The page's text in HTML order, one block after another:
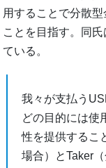
用することで分散
ことを目指す。同
ている。
我々が支払う
どの目的には使
性を提供するこ
場合）とTaker